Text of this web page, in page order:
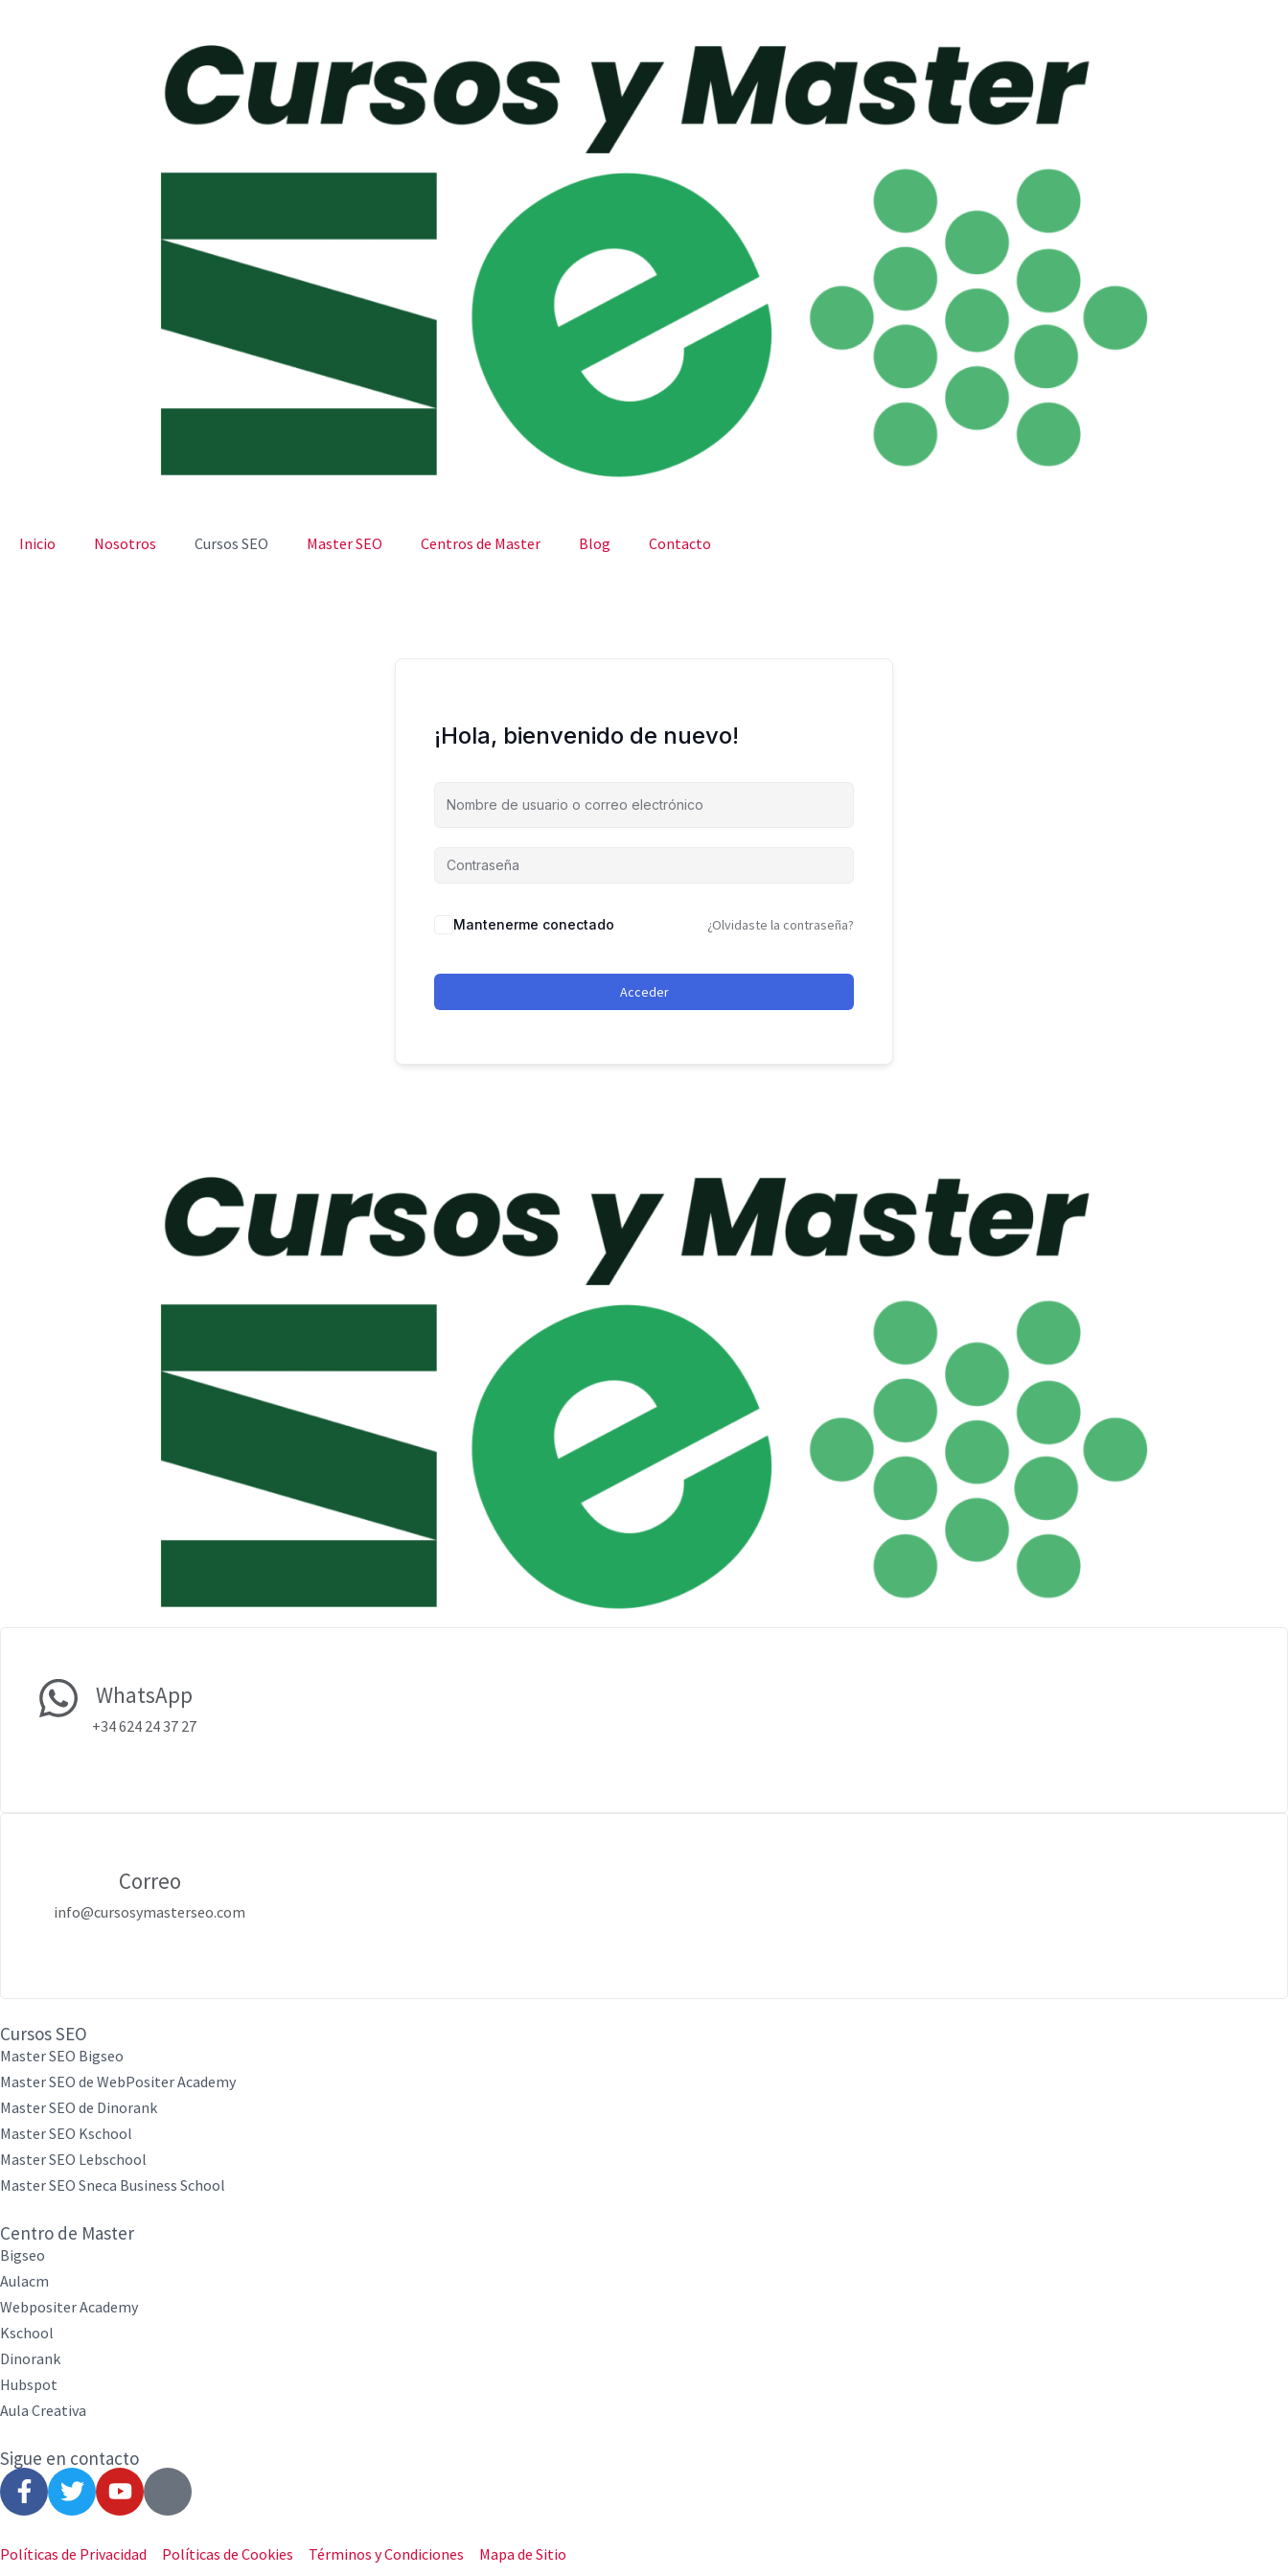
Inicio Nosotros Cursos SEO Master SEO Centros de Master Blog Contacto
¡Hola, bienvenido de nuevo!
Mantenerme conectado ¿Olvidaste la contraseña?
Acceder
WhatsApp
+34 624 24 37 27
Correo
info@cursosymasterseo.com
Cursos SEO
Master SEO Bigseo
Master SEO de WebPositer Academy
Master SEO de Dinorank
Master SEO Kschool
Master SEO Lebschool
Master SEO Sneca Business School
Centro de Master
Bigseo
Aulacm
Webpositer Academy
Kschool
Dinorank
Hubspot
Aula Creativa
Sigue en contacto
Políticas de Privacidad Políticas de Cookies Términos y Condiciones Mapa de Sitio